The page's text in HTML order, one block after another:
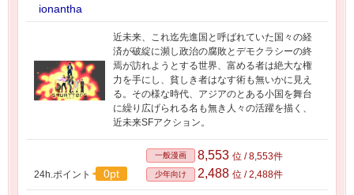
ionantha
近未来、これ迄先進国と呼ばれていた国々の経
済が破綻に瀕し政治の腐敗とデモクラシーの終
焉が訪れようとする世界、富める者は絶大な権
力を手にし、貧しき者はなす術も無いかに見え
る。その様な時代、アジアのとある小国を舞台
に繰り広げられる名も無き人々の活躍を描く、
近未来SFアクション。
24h.ポイント 0pt
一般漫画 8,553 位 / 8,553件
少年向け 2,488 位 / 2,488件